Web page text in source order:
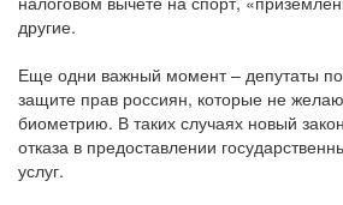
другие.
Еще одни важный момент – депутаты
защите прав россиян, которые не
биометрию. В таких случаях новый
отказа в предоставлении
услуг.